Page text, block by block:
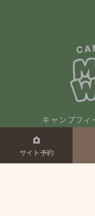
サイト予約
キャンプフィ
270-1605